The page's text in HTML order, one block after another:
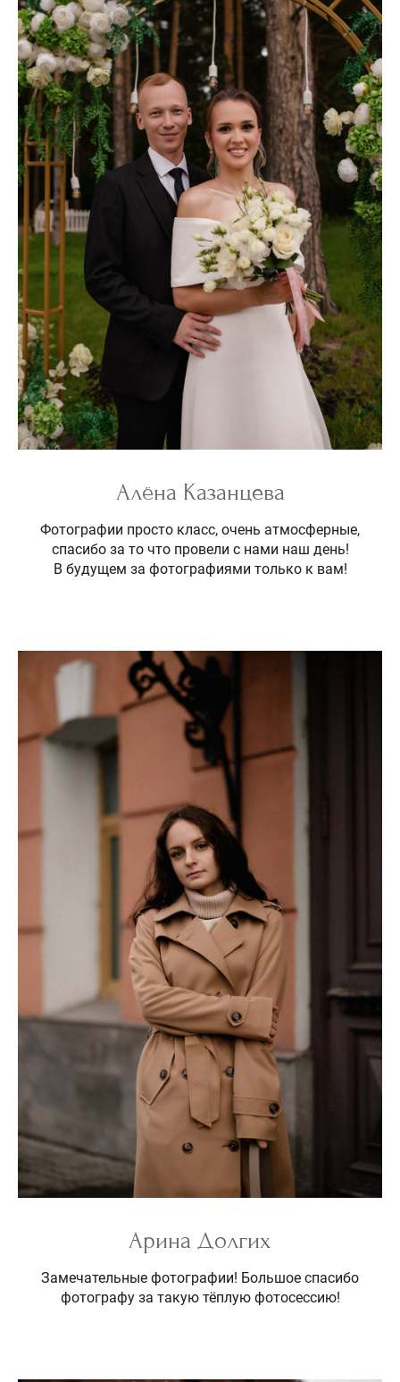
Алёна Казанцева
Фотографии просто класс, очень атмосферные,
спасибо за то что провели с нами наш день!
В будущем за фотографиями только к вам!
Арина Долгих
Замечательные фотографии! Большое спасибо
фотографу за такую тёплую фотосессию!